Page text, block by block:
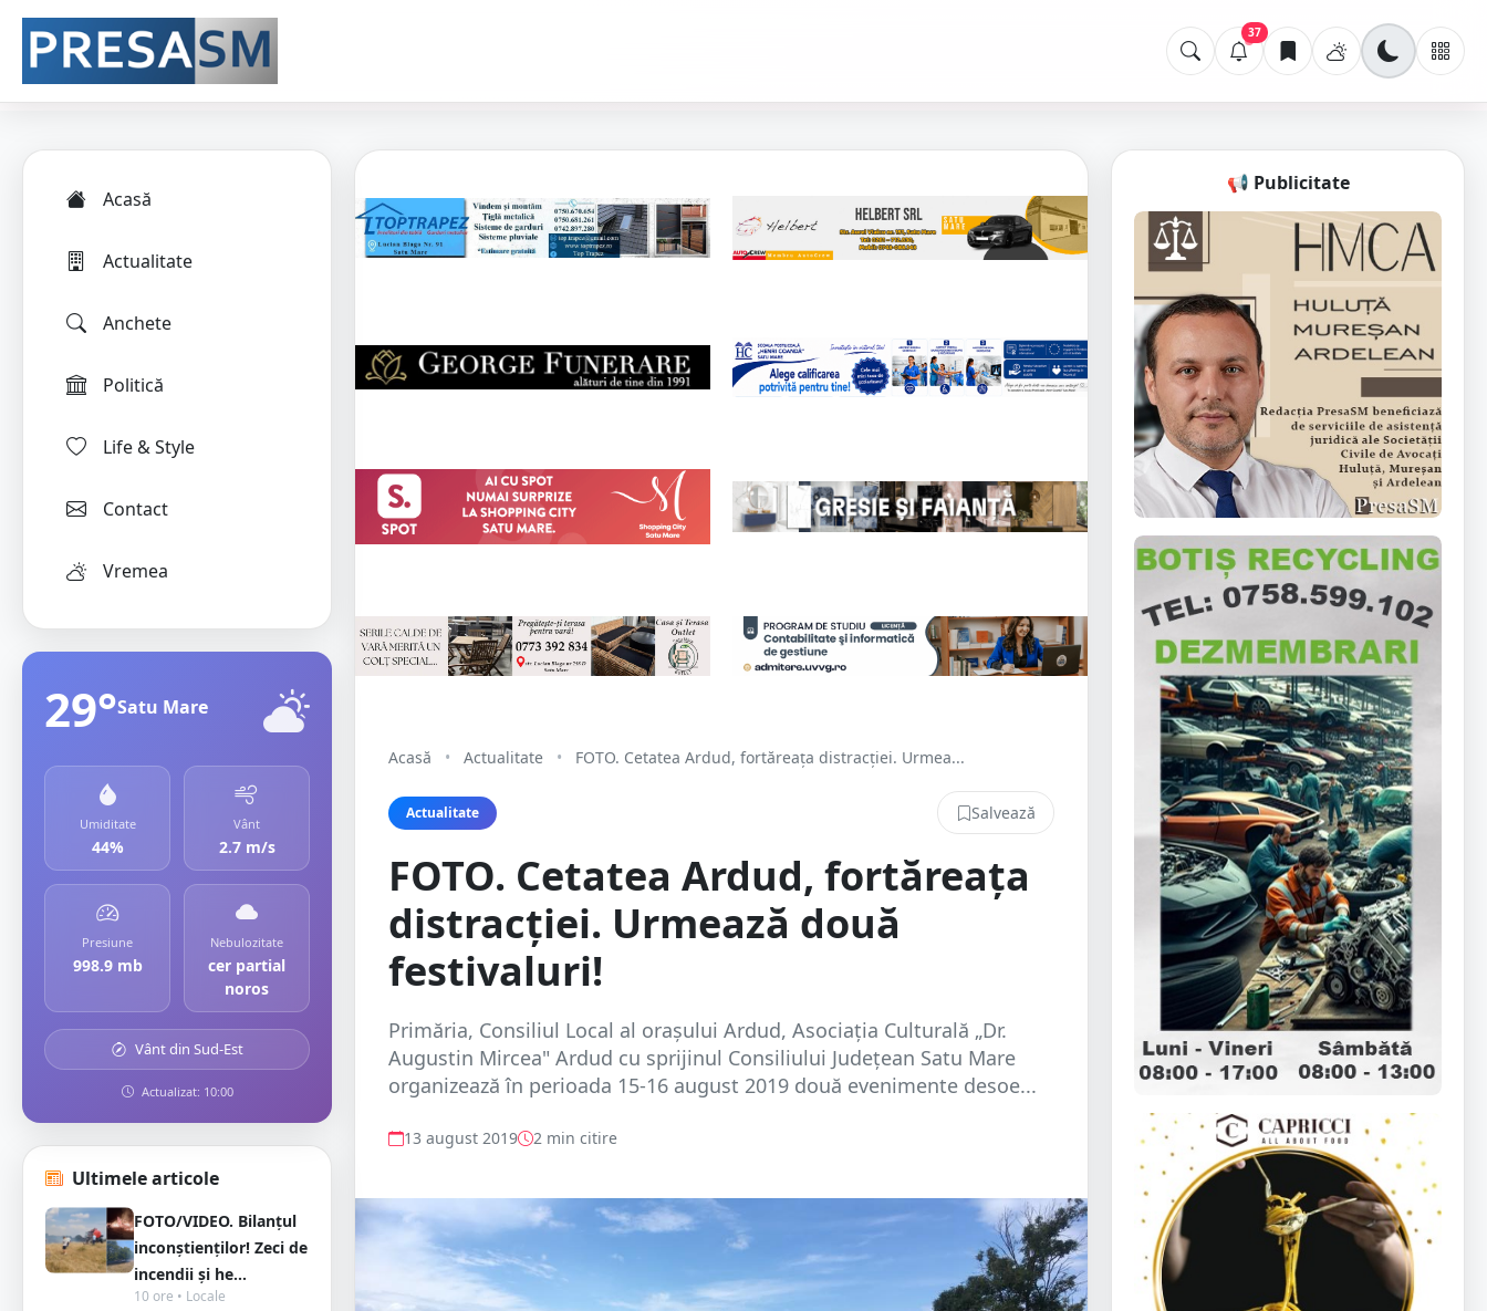
37
Acasă
Actualitate
Anchete
Politică
Life & Style
Contact
Vremea
29°Satu Mare
Umiditate
44%
Vânt
2.7 m/s
Presiune
998.9 mb
Nebulozitate
cer partial
noros
Vânt din Sud-Est
Actualizat: 10:00
Ultimele articole
FOTO/VIDEO. Bilanțul
inconștienților! Zeci de
incendii și he...
10 ore • Locale
Acasă • Actualitate • FOTO. Cetatea Ardud, fortăreața distracției. Urmea...
Actualitate Salvează
FOTO. Cetatea Ardud, fortăreața
distracției. Urmează două
festivaluri!
Primăria, Consiliul Local al oraşului Ardud, Asociația Culturală „Dr.
Augustin Mircea" Ardud cu sprijinul Consiliului Județean Satu Mare
organizează în perioada 15-16 august 2019 două evenimente desoe...
13 august 2019 2 min citire
📢 Publicitate